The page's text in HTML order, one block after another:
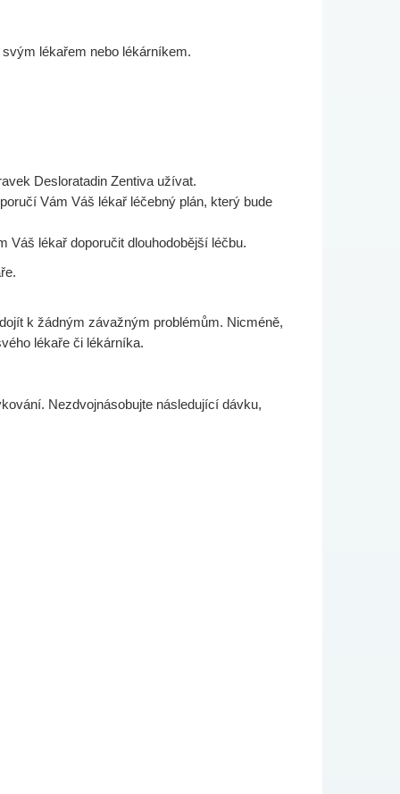
lékařem nebo lékárníkem.
Desloratadin Zentiva užívat.
Vám Váš lékař léčebný plán, který bude
Váš lékař doporučit dlouhodobější léčbu.
k žádným závažným problémům. Nicméně,
lékaře či lékárníka.
Nezdvojnásobujte následující dávku,